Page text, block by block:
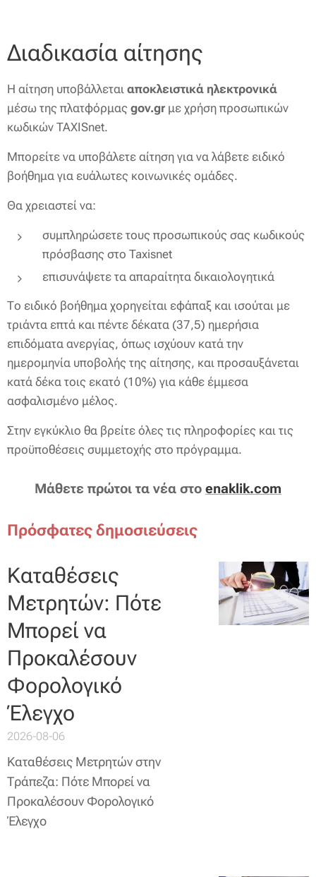
Διαδικασία αίτησης
Η αίτηση υποβάλλεται αποκλειστικά ηλεκτρονικά
μέσω της πλατφόρμας gov.gr με χρήση προσωπικών
κωδικών TAXISnet.
Μπορείτε να υποβάλετε αίτηση για να λάβετε ειδικό
βοήθημα για ευάλωτες κοινωνικές ομάδες.
Θα χρειαστεί να:
συμπληρώσετε τους προσωπικούς σας κωδικούς
πρόσβασης στο Taxisnet
επισυνάψετε τα απαραίτητα δικαιολογητικά
Το ειδικό βοήθημα χορηγείται εφάπαξ και ισούται με
τριάντα επτά και πέντε δέκατα (37,5) ημερήσια
επιδόματα ανεργίας, όπως ισχύουν κατά την
ημερομηνία υποβολής της αίτησης, και προσαυξάνεται
κατά δέκα τοις εκατό (10%) για κάθε έμμεσα
ασφαλισμένο μέλος.
Στην εγκύκλιο θα βρείτε όλες τις πληροφορίες και τις
προϋποθέσεις συμμετοχής στο πρόγραμμα.
Μάθετε πρώτοι τα νέα στο enaklik.com
Πρόσφατες δημοσιεύσεις
Καταθέσεις
Μετρητών: Πότε
Μπορεί να
Προκαλέσουν
Φορολογικό
Έλεγχο
2026-08-06
Καταθέσεις Μετρητών στην
Τράπεζα: Πότε Μπορεί να
Προκαλέσουν Φορολογικό
Έλεγχο